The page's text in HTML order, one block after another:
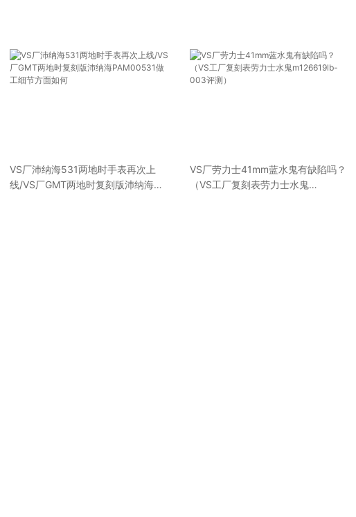
VS厂沛纳海531两地时手表再次上
线/VS厂GMT两地时复刻版沛纳海
VS厂劳力士41mm蓝水鬼有缺陷吗？
（VS工厂复刻表劳力士水鬼